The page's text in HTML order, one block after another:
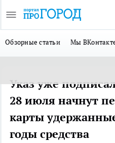
Обзорные статьи Мы
Указ уже
28 июля начнут
карты
годы средства